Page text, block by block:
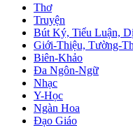
Thơ
Truyện
Bút Ký, Tiểu Luận,
Giới-Thiệu, Tường-
Biên-Khảo
Đa Ngôn-Ngữ
Nhạc
Y-Học
Ngàn Hoa
Đạo Giáo